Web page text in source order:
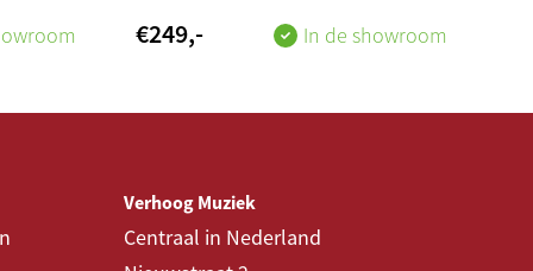
€249,- In de showroom
Verhoog Muziek
Centraal in Nederland